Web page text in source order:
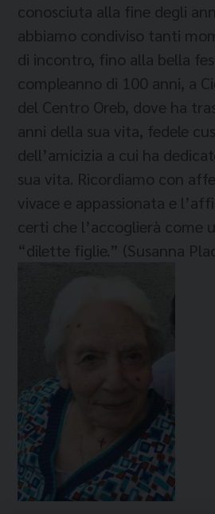
conosciuta alla fine degli
abbiamo condiviso tanti
di incontro, fino alla bella
compleanno di 100 anni, a
del Centro Oreb, dove ha
anni della sua vita, fedele
dell’amicizia a cui ha
sua vita. Ricordiamo con
vivace e appassionata e
certi che l’accoglierà come
“dilette figlie.” (Susanna